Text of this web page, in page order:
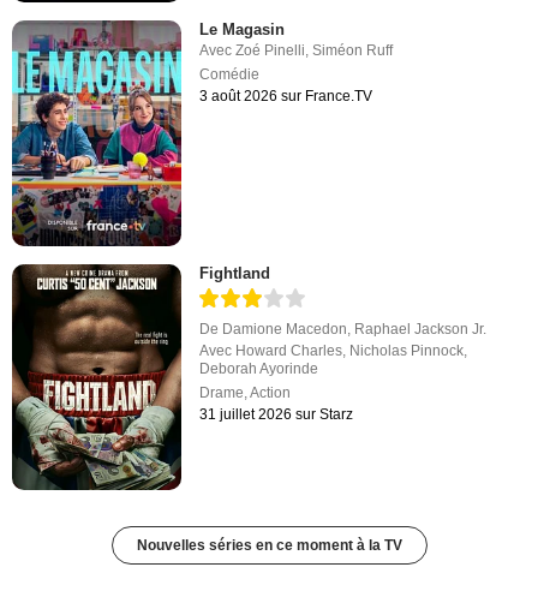
Le Magasin
AvecZoé Pinelli ,Siméon Ruff
Comédie
3 août 2026 sur France.TV
Fightland
De Damione Macedon, Raphael Jackson Jr.
Avec Howard Charles, Nicholas Pinnock,
Deborah Ayorinde
Drame,Action
31 juillet 2026 sur Starz
Nouvelles séries en ce moment à la TV